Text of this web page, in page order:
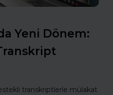
Yeni Dönem:
transkriptlerle mülakat